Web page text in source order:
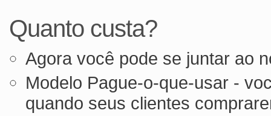
Quanto custa?
Agora você pode se juntar ao
Modelo Pague-o-que-usar -
quando seus clientes